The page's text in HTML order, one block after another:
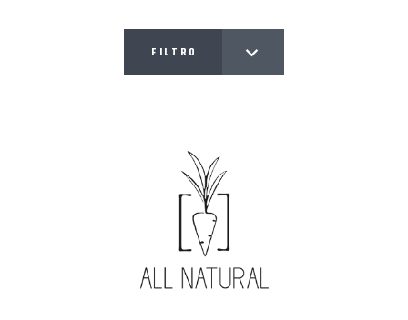
FILTRO